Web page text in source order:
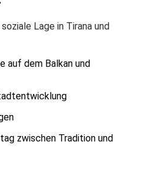
Lage in Tirana und
auf dem Balkan und
zwischen Tradition und